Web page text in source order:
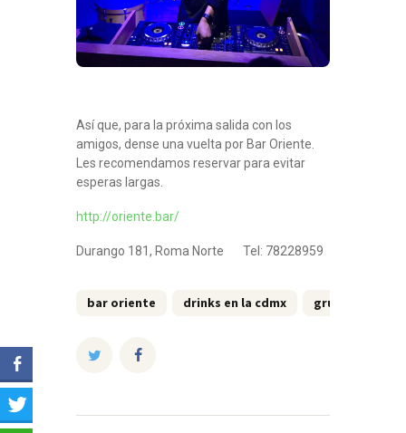
Así que, para la próxima salida con los
amigos, dense una vuelta por Bar Oriente.
Les recomendamos reservar para evitar
esperas largas.
http://oriente.bar/
Durango 181, Roma Norte Tel: 78228959
bar oriente drinks en la cdmx grupo sicario